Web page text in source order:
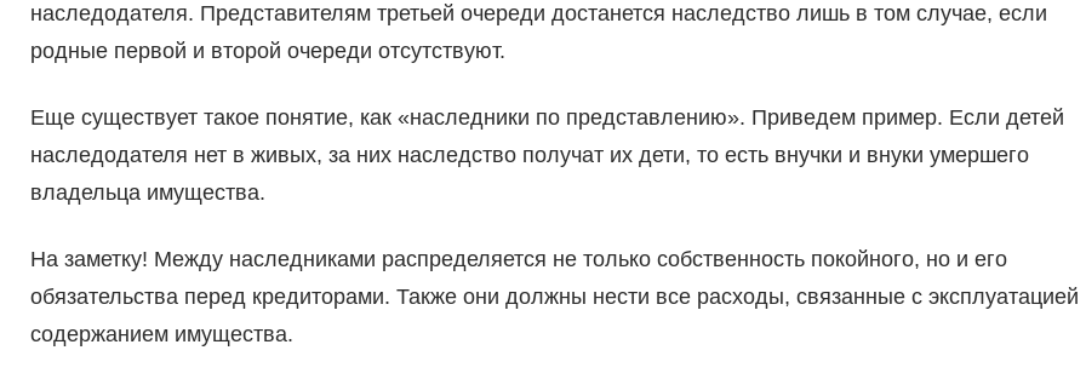
наследодателя. Представителям третьей очереди достанется наследство лишь в том случае, если
родные первой и второй очереди отсутствуют.
Еще существует такое понятие, как «наследники по представлению». Приведем пример. Если детей
наследодателя нет в живых, за них наследство получат их дети, то есть внучки и внуки умершего
владельца имущества.
На заметку! Между наследниками распределяется не только собственность покойного, но и его
обязательства перед кредиторами. Также они должны нести все расходы, связанные с эксплуатацией
содержанием имущества.